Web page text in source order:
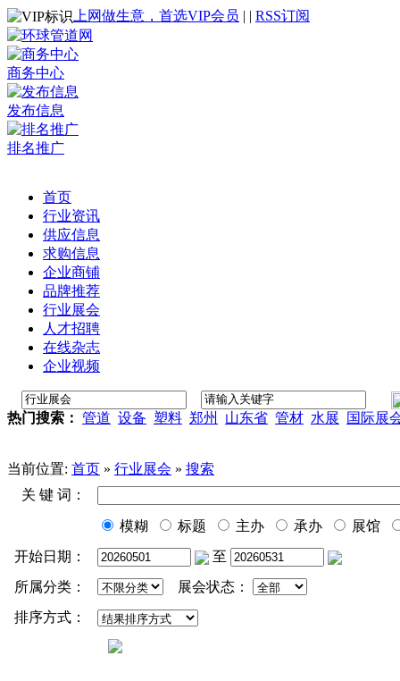
上网做生意，首选VIP会员 | | RSS订阅
商务中心
发布信息
排名推广
首页
行业资讯
供应信息
求购信息
企业商铺
品牌推荐
行业展会
人才招聘
在线杂志
企业视频
热门搜索： 管道 设备 塑料 郑州 山东省 管材 水展 国际展
当前位置: 首页 » 行业展会 » 搜索
关 键 词：
模糊 标题 主办 承办
展馆
开始日期：
至
所属分类：
展会状态：
排序方式：